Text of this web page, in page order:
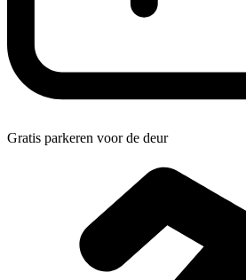
Gratis parkeren voor de deur